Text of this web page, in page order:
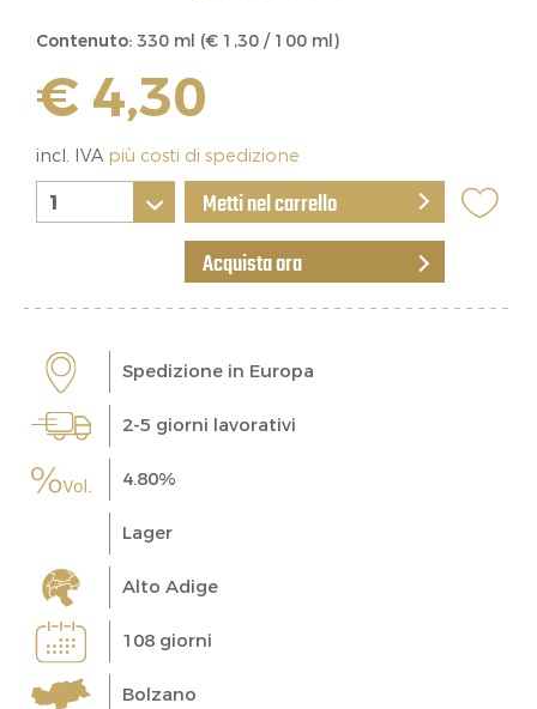
Contenuto: 330 ml (€ 1,30 / 100 ml)
€ 4,30
incl. IVA più costi di spedizione
Metti nel carrello
Acquista ora
Spedizione in Europa
2-5 giorni lavorativi
4.80%
Lager
Alto Adige
108 giorni
Bolzano